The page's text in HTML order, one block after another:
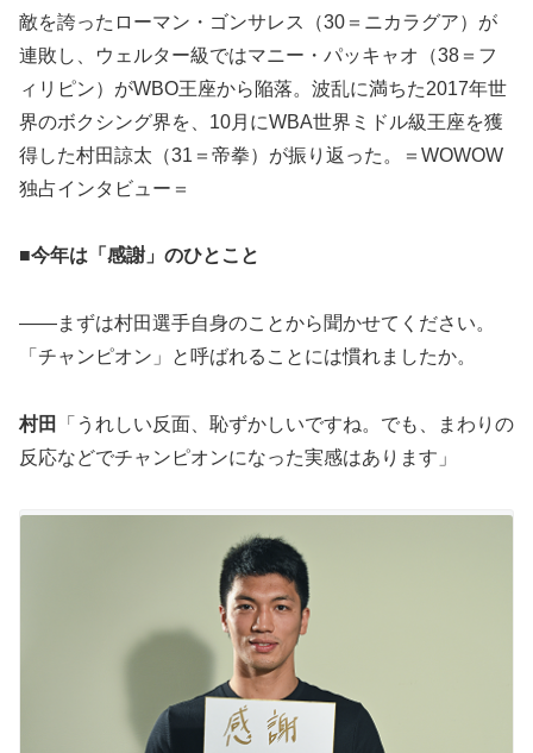
敵を誇ったローマン・ゴンサレス（30＝ニカラグア）が
連敗し、ウェルター級ではマニー・パッキャオ（38＝フ
ィリピン）がWBO王座から陥落。波乱に満ちた2017年世
界のボクシング界を、10月にWBA世界ミドル級王座を獲
得した村田諒太（31＝帝拳）が振り返った。＝WOWOW
独占インタビュー＝
■今年は「感謝」のひとこと
――まずは村田選手自身のことから聞かせてください。
「チャンピオン」と呼ばれることには慣れましたか。
村田
「うれしい反面、恥ずかしいですね。でも、まわりの
反応などでチャンピオンになった実感はあります」